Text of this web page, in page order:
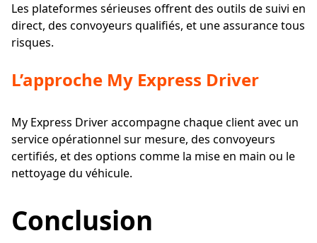
Les plateformes sérieuses offrent des outils de suivi en
direct, des convoyeurs qualifiés, et une assurance tous
risques.
L’approche My Express Driver
My Express Driver accompagne chaque client avec un
service opérationnel sur mesure, des convoyeurs
certifiés, et des options comme la mise en main ou le
nettoyage du véhicule.
Conclusion